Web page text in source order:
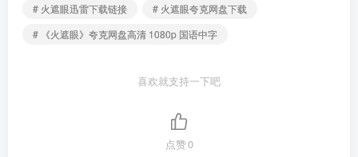
# 火遮眼迅雷下载链接
# 火遮眼夸克网盘下载
# 《火遮眼》夸克网盘高清 1080p 国语中字
喜欢就支持一下吧
点赞0